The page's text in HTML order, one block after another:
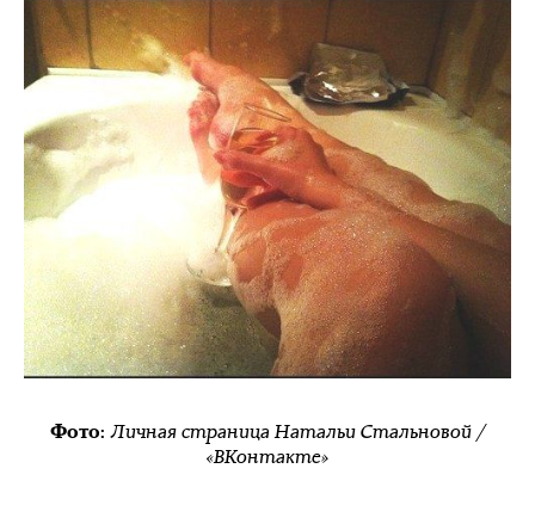
Фото:Личная страница Натальи Стальновой /
«ВКонтакте»